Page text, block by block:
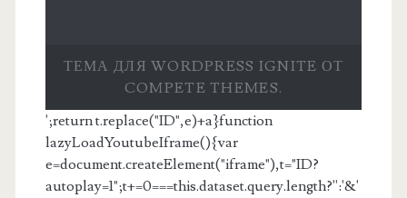
ТЕМА ДЛЯ WORDPRESS IGNITE ОТ
COMPETE THEMES.
';return t.replace("ID",e)+a}function
lazyLoadYoutubeIframe(){var
e=document.createElement("iframe"),t="ID?
autoplay=1";t+=0===this.dataset.query.length?'':'&'